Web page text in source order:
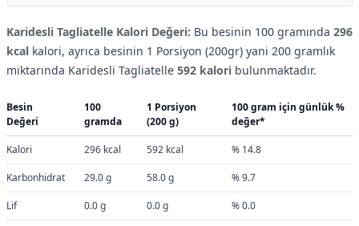
Karidesli Tagliatelle Kalori Değeri: Bu besinin 100 gramında 296
kcal kalori, ayrıca besinin 1 Porsiyon (200gr) yani 200 gramlık
miktarında Karidesli Tagliatelle 592 kalori bulunmaktadır.
Besin
Değeri
100
gramda
1 Porsiyon
(200 g)
100 gram için günlük %
değer*
Kalori 296 kcal 592 kcal % 14.8
Karbonhidrat 29.0 g 58.0 g % 9.7
Lif 0.0 g 0.0 g % 0.0